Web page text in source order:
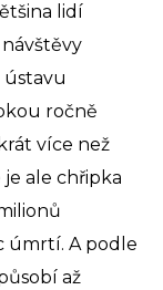
lidí
ústavu
ročně
více než
ale chřipka
úmrtí. A podle
až